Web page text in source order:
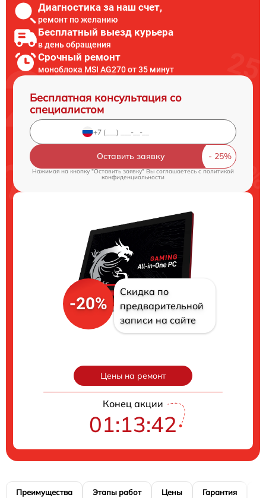
Диагностика за наш счет,
ремонт по желанию
Бесплатный выезд курьера
в день обращения
Срочный ремонт
моноблока MSI AG270 от 35 минут
Бесплатная консультация со
специалистом
Оставить заявку
Нажимая на кнопку "Оставить заявку" Вы соглашаетесь cполитикой
конфиденциальности
-20%
Скидка по
предварительной
записи на сайте
Цены на ремонт
Конец акции
01:13:40
Преимущества Этапы работ Цены Гарантия